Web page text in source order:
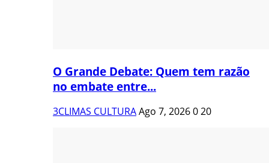
O Grande Debate: Quem tem razão
no embate entre...
3CLIMAS CULTURAAgo 7, 2026020